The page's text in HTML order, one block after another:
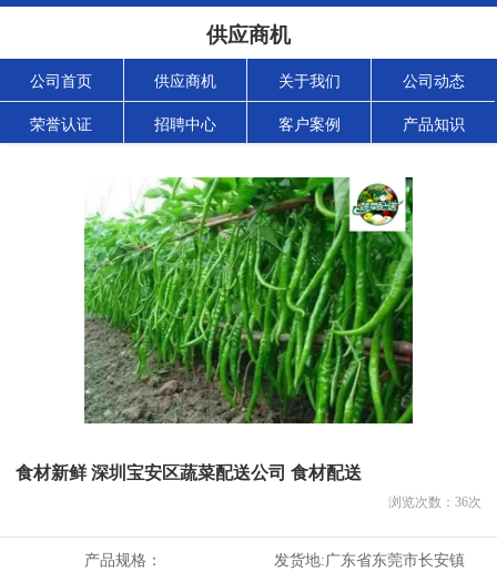
供应商机
公司首页 供应商机 关于我们 公司动态
荣誉认证 招聘中心 客户案例 产品知识
食材新鲜 深圳宝安区蔬菜配送公司 食材配送
浏览次数： 36次
产品规格： 发货地:广东省东莞市长安镇